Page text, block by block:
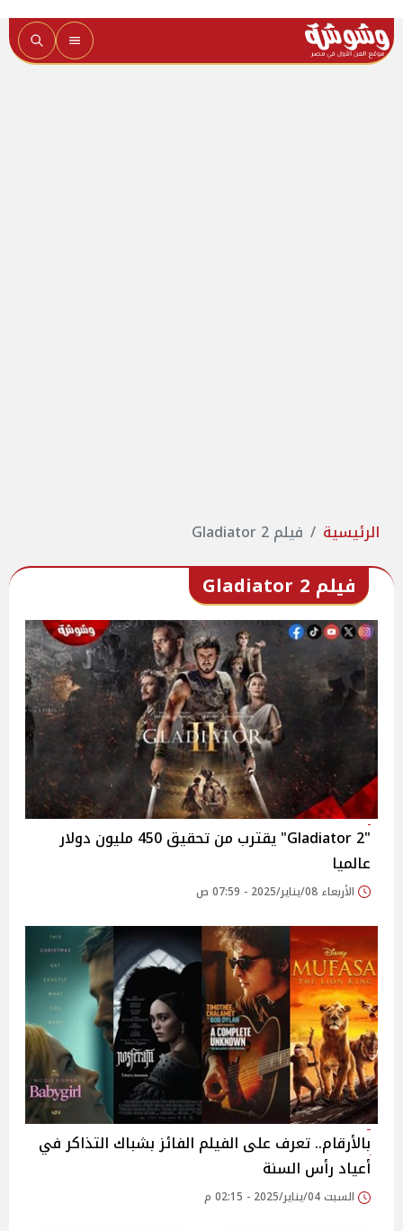
الرئيسية فيلم Gladiator 2
فيلم Gladiator 2
"Gladiator 2" يقترب من تحقيق 450 مليون دولار
عالميا
الأربعاء 08/يناير/2025 - 07:59 ص
بالأرقام.. تعرف على الفيلم الفائز بشباك التذاكر في
أعياد رأس السنة
السبت 04/يناير/2025 - 02:15 م